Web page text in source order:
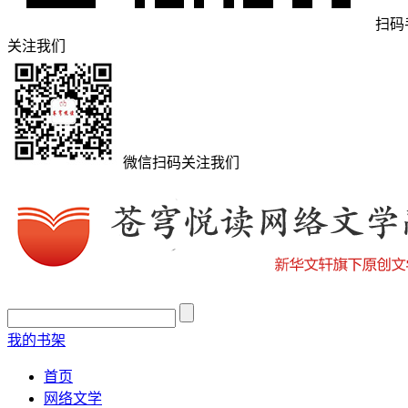
扫码
关注我们
微信扫码关注我们
我的书架
首页
网络文学